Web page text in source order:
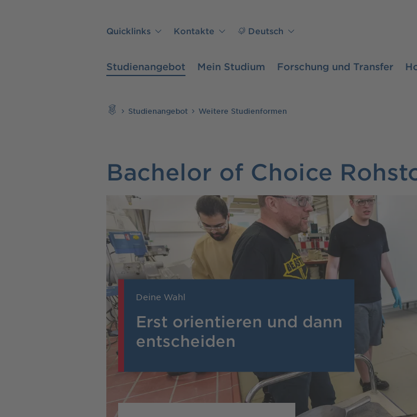
Studienangebot Mein Studium Forschung und Transfer
Quicklinks Kontakte Deutsch
Studienangebot Weitere Studienformen
Bachelor of Choice
Deine Wahl
Erst orientieren und dann
entscheiden